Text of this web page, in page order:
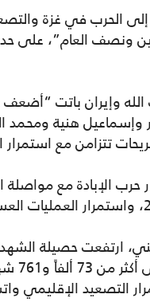
في غزة والتصعيد
العام”، على حد
وإيران باتت
وإسماعيل هنية
تتزامن مع استمرار
الإبادة مع مواصلة
ارتفعت حصيلة